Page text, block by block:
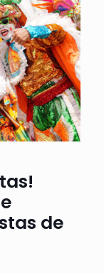
de